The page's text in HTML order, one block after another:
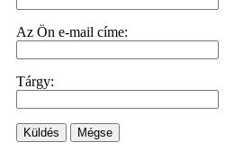
Az Ön e-mail címe:
Tárgy:
Küldés Mégse